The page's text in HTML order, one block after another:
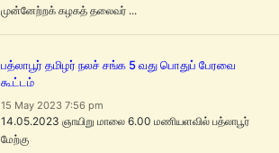
முன்னேற்றக் கழகத் தலைவர் ...
பத்லாபூர் தமிழர் நலச் சங்க 5 வது பொதுப் பேரவை
கூட்டம்
15 May 2023 7:56 pm
14.05.2023 ஞாயிறு மாலை 6.00 மணியளவில் பத்லாபூர்
மேற்கு